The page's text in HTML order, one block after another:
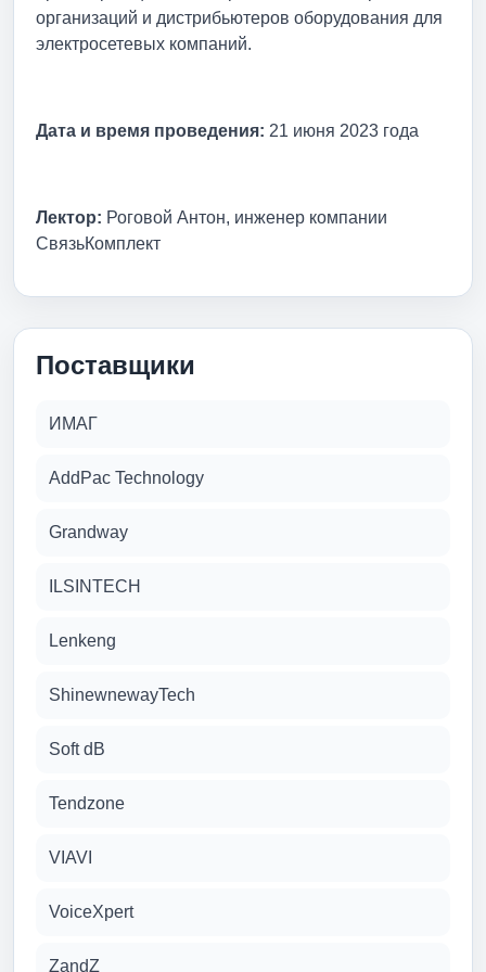
организаций и дистрибьютеров оборудования для
электросетевых компаний.
Дата и время проведения: 21 июня 2023 года
Лектор: Роговой Антон, инженер компании
СвязьКомплект
Поставщики
ИМАГ
AddPac Technology
Grandway
ILSINTECH
Lenkeng
ShinewnewayTech
Soft dB
Tendzone
VIAVI
VoiceXpert
ZandZ